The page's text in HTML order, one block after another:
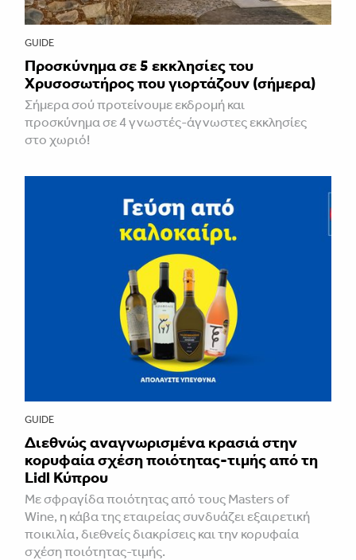
GUIDE
Προσκύνημα σε 5 εκκλησίες του
Χρυσοσωτήρος που γιορτάζουν (σήμερα)
Σήμερα σού προτείνουμε εκδρομή και
προσκύνημα σε 4 γνωστές-άγνωστες εκκλησίες
στο χωριό!
GUIDE
Διεθνώς αναγνωρισμένα κρασιά στην
κορυφαία σχέση ποιότητας-τιμής από τη
Lidl Κύπρου
Με σφραγίδα ποιότητας από τους Masters of
Wine, η κάβα της εταιρείας συνδυάζει εξαιρετική
ποικιλία, διεθνείς διακρίσεις και την κορυφαία
σχέση ποιότητας-τιμής.